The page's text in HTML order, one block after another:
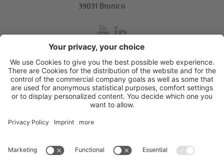
39031 Brunico
inService
Via di Mezzo ai Piani 5 ,39100 Bolzano.T+39 0471 310 311.
info@unione-bz.it
Impressum
Privacy